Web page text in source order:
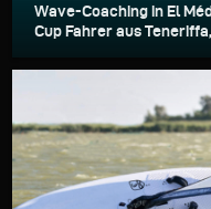
Wave-Coaching in El
Cup Fahrer aus